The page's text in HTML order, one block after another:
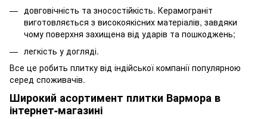
довговічність та зносостійкість. Керамограніт
виготовляється з високоякісних матеріалів, завдяки
чому поверхня захищена від ударів та пошкоджень;
легкість у догляді.
Все це робить плитку від індійської компанії популярною
серед споживачів.
Широкий асортимент плитки Вармора в
інтернет-магазині